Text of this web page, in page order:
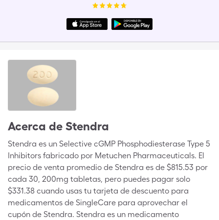
Acerca de Stendra
Stendra es un Selective cGMP Phosphodiesterase Type 5
Inhibitors fabricado por Metuchen Pharmaceuticals. El
precio de venta promedio de Stendra es de $815.53 por
cada 30, 200mg tabletas, pero puedes pagar solo
$331.38 cuando usas tu tarjeta de descuento para
medicamentos de SingleCare para aprovechar el
cupón de Stendra. Stendra es un medicamento